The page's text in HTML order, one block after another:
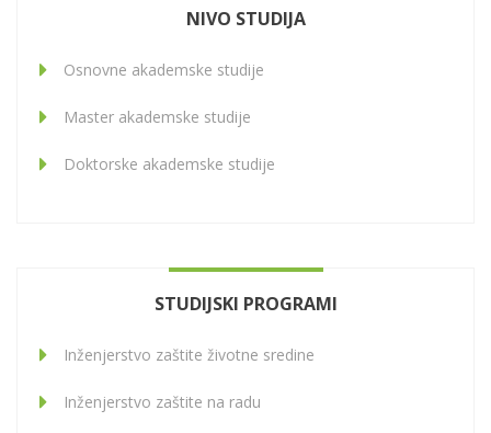
NIVO STUDIJA
Osnovne akademske studije
Master akademske studije
Doktorske akademske studije
STUDIJSKI PROGRAMI
Inženjerstvo zaštite životne sredine
Inženjerstvo zaštite na radu